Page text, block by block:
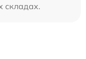
складах.